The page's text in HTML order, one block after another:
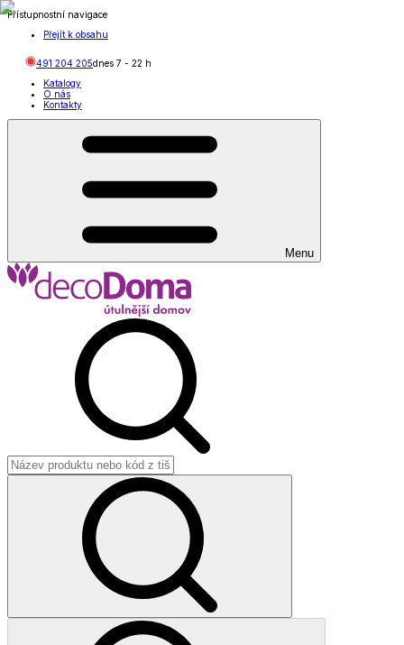
Přístupnostní navigace
Přejít k obsahu
491 204 205dnes 7 - 22 h
Katalogy
O nás
Kontakty
Menu